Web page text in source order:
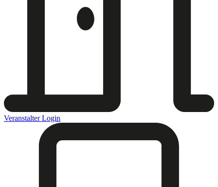
Veranstalter Login